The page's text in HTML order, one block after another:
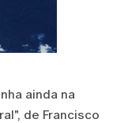
ainda na
de Francisco